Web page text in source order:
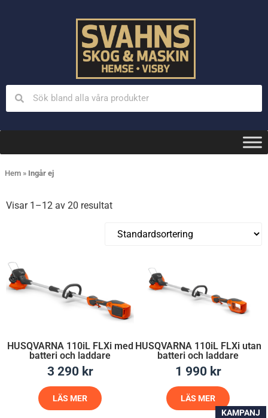
Hem » Ingår ej
Visar 1–12 av 20 resultat
HUSQVARNA 110iL FLXi med
batteri och laddare
3 290 kr
LÄS MER
HUSQVARNA 110iL FLXi utan
batteri och laddare
1 990 kr
LÄS MER
KAMPANJ